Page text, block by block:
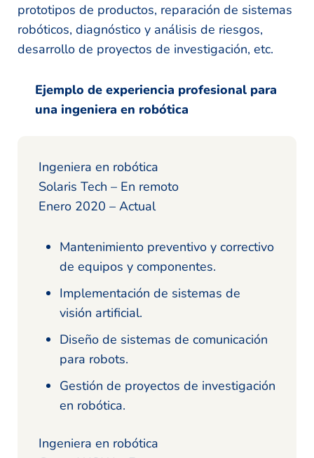
prototipos de productos, reparación de sistemas
robóticos, diagnóstico y análisis de riesgos,
desarrollo de proyectos de investigación, etc.
Ejemplo de experiencia profesional para
una ingeniera en robótica
Ingeniera en robótica
Solaris Tech – En remoto
Enero 2020 – Actual
Mantenimiento preventivo y correctivo
de equipos y componentes.
Implementación de sistemas de
visión artificial.
Diseño de sistemas de comunicación
para robots.
Gestión de proyectos de investigación
en robótica.
Ingeniera en robótica